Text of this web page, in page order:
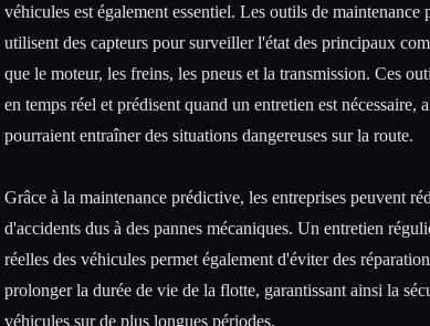
véhicules est également essentiel. Les outils de maintenance
utilisent des capteurs pour surveiller l'état des principaux
que le moteur, les freins, les pneus et la transmission. Ces
en temps réel et prédisent quand un entretien est nécessaire,
pourraient entraîner des situations dangereuses sur la route.
Grâce à la maintenance prédictive, les entreprises peuvent
d'accidents dus à des pannes mécaniques. Un entretien
réelles des véhicules permet également d'éviter des
prolonger la durée de vie de la flotte, garantissant ainsi la
véhicules sur de plus longues périodes.